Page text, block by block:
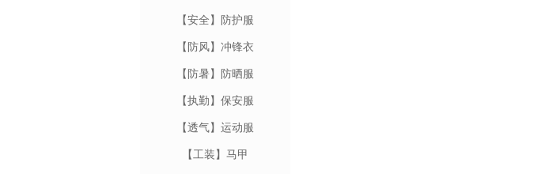
【安全】防护服
【防风】冲锋衣
【防暑】防晒服
【执勤】保安服
【透气】运动服
【工装】马甲